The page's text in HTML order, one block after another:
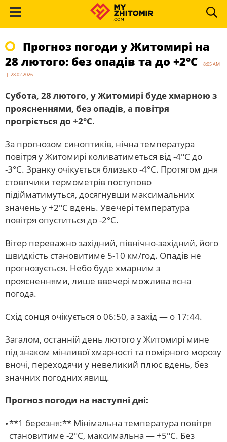
Прогноз погоди у Житомирі на
28 лютого: без опадів та до +2°С
8:05 AM
| 28.02.2026
Субота, 28 лютого, у Житомирі буде хмарною з
проясненнями, без опадів, а повітря
прогріється до +2°С.
За прогнозом синоптиків, нічна температура
повітря у Житомирі коливатиметься від -4°С до
-3°С. Зранку очікується близько -4°С. Протягом дня
стовпчики термометрів поступово
підійматимуться, досягнувши максимальних
значень у +2°С вдень. Увечері температура
повітря опуститься до -2°С.
Вітер переважно західний, північно-західний, його
швидкість становитиме 5-10 км/год. Опадів не
прогнозується. Небо буде хмарним з
проясненнями, лише ввечері можлива ясна
погода.
Схід сонця очікується о 06:50, а захід — о 17:44.
Загалом, останній день лютого у Житомирі мине
під знаком мінливої хмарності та помірного морозу
вночі, переходячи у невеликий плюс вдень, без
значних погодних явищ.
Прогноз погоди на наступні дні:
**1 березня:** Мінімальна температура повітря
становитиме -2°С, максимальна — +5°С. Без